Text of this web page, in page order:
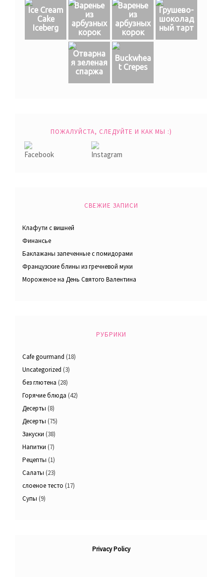
Ice Cream
Cake
Iceberg
Варенье
из
арбузных
корок
Варенье
из
арбузных
корок
Грушево-
шоколад
ный тарт
Отварна
я зеленая
спаржа
Buckwhea
t Crepes
ПОЖАЛУЙСТА, СЛЕДУЙТЕ И КАК МЫ :)
СВЕЖИЕ ЗАПИСИ
Клафути с вишней
Финансье
Баклажаны запеченные с помидорами
Французские блины из гречневой муки
Мороженое на День Святого Валентина
РУБРИКИ
Cafe gourmand (18)
Uncategorized (3)
без глютена (28)
Горячие блюда (42)
Десерты (8)
Десерты (75)
Закуски (38)
Напитки (7)
Рецепты (1)
Салаты (23)
слоеное тесто (17)
Супы (9)
Privacy Policy